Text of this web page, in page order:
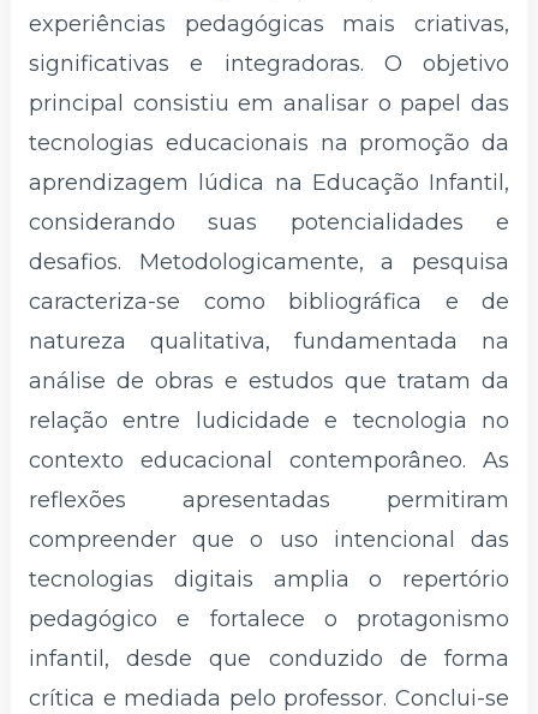
experiências pedagógicas mais criativas,
significativas e integradoras. O objetivo
principal consistiu em analisar o papel das
tecnologias educacionais na promoção da
aprendizagem lúdica na Educação Infantil,
considerando suas potencialidades e
desafios. Metodologicamente, a pesquisa
caracteriza-se como bibliográfica e de
natureza qualitativa, fundamentada na
análise de obras e estudos que tratam da
relação entre ludicidade e tecnologia no
contexto educacional contemporâneo. As
reflexões apresentadas permitiram
compreender que o uso intencional das
tecnologias digitais amplia o repertório
pedagógico e fortalece o protagonismo
infantil, desde que conduzido de forma
crítica e mediada pelo professor. Conclui-se